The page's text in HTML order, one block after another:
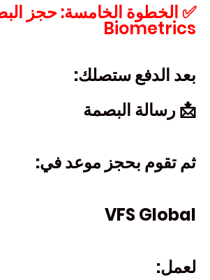
✅ الخطوة الخامسة: حجز
Biometrics
بعد الدفع ستصلك:
📩 رسالة البصمة
ثم تقوم بحجز موعد في:
VFS Global
لعمل: